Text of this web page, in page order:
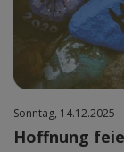
Sonntag, 14.12.2025
Hoffnung